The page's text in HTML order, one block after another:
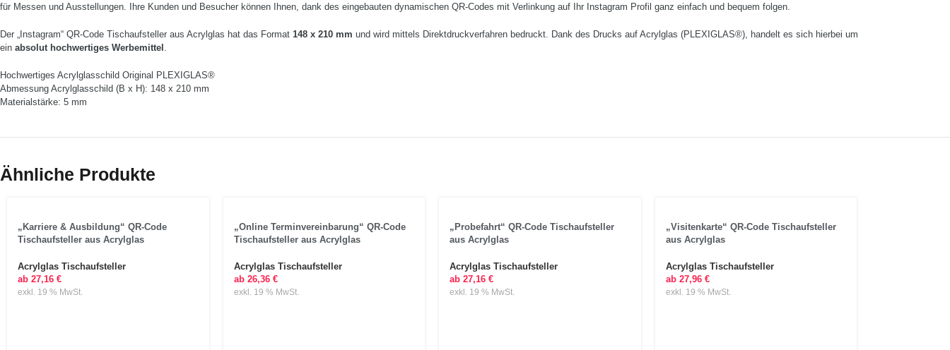
für Messen und Ausstellungen. Ihre Kunden und Besucher können Ihnen, dank des eingebauten dynamischen QR-Codes mit Verlinkung auf Ihr Instagram Profil ganz einfach und bequem folgen.
Der „Instagram“ QR-Code Tischaufsteller aus Acrylglas hat das Format 148 x 210 mm und wird mittels Direktdruckverfahren bedruckt. Dank des Drucks auf Acrylglas (PLEXIGLAS®), handelt es sich hierbei um
ein absolut hochwertiges Werbemittel
Hochwertiges Acrylglasschild Original PLEXIGLAS®
Abmessung Acrylglasschild (B x H): 148 x 210 mm
Materialstärke: 5 mm
Ähnliche Produkte
„Karriere & Ausbildung“ QR-Code
Tischaufsteller aus Acrylglas
Acrylglas Tischaufsteller
ab 27,16 €
exkl. 19 % MwSt.
„Online Terminvereinbarung“ QR-Code
Tischaufsteller aus Acrylglas
Acrylglas Tischaufsteller
ab 26,36 €
exkl. 19 % MwSt.
„Probefahrt“ QR-Code Tischaufsteller
aus Acrylglas
Acrylglas Tischaufsteller
ab 27,16 €
exkl. 19 % MwSt.
„Visitenkarte“ QR-Code Tischaufsteller
aus Acrylglas
Acrylglas Tischaufsteller
ab 27,96 €
exkl. 19 % MwSt.